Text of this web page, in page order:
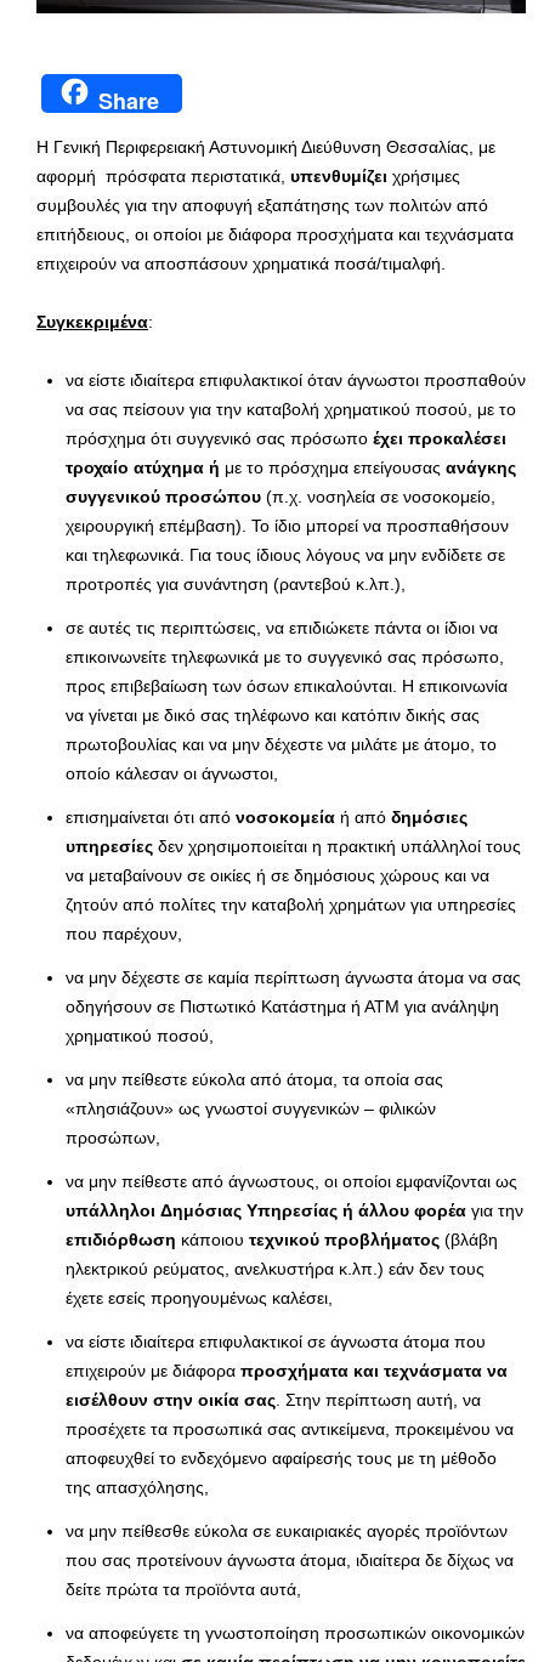
Share
Η Γενική Περιφερειακή Αστυνομική Διεύθυνση Θεσσαλίας, με
αφορμή πρόσφατα περιστατικά, υπενθυμίζει χρήσιμες
συμβουλές για την αποφυγή εξαπάτησης των πολιτών από
επιτήδειους, οι οποίοι με διάφορα προσχήματα και τεχνάσματα
επιχειρούν να αποσπάσουν χρηματικά ποσά/τιμαλφή.
Συγκεκριμένα:
να είστε ιδιαίτερα επιφυλακτικοί όταν άγνωστοι προσπαθούν
να σας πείσουν για την καταβολή χρηματικού ποσού, με το
πρόσχημα ότι συγγενικό σας πρόσωπο έχει προκαλέσει
τροχαίο ατύχημα ή με το πρόσχημα επείγουσας ανάγκης
συγγενικού προσώπου (π.χ. νοσηλεία σε νοσοκομείο,
χειρουργική επέμβαση). Το ίδιο μπορεί να προσπαθήσουν
και τηλεφωνικά. Για τους ίδιους λόγους να μην ενδίδετε σε
προτροπές για συνάντηση (ραντεβού κ.λπ.),
σε αυτές τις περιπτώσεις, να επιδιώκετε πάντα οι ίδιοι να
επικοινωνείτε τηλεφωνικά με το συγγενικό σας πρόσωπο,
προς επιβεβαίωση των όσων επικαλούνται. Η επικοινωνία
να γίνεται με δικό σας τηλέφωνο και κατόπιν δικής σας
πρωτοβουλίας και να μην δέχεστε να μιλάτε με άτομο, το
οποίο κάλεσαν οι άγνωστοι,
επισημαίνεται ότι από νοσοκομεία ή από δημόσιες
υπηρεσίες δεν χρησιμοποιείται η πρακτική υπάλληλοί τους
να μεταβαίνουν σε οικίες ή σε δημόσιους χώρους και να
ζητούν από πολίτες την καταβολή χρημάτων για υπηρεσίες
που παρέχουν,
να μην δέχεστε σε καμία περίπτωση άγνωστα άτομα να σας
οδηγήσουν σε Πιστωτικό Κατάστημα ή ΑΤΜ για ανάληψη
χρηματικού ποσού,
να μην πείθεστε εύκολα από άτομα, τα οποία σας
«πλησιάζουν» ως γνωστοί συγγενικών – φιλικών
προσώπων,
να μην πείθεστε από άγνωστους, οι οποίοι εμφανίζονται ως
υπάλληλοι Δημόσιας Υπηρεσίας ή άλλου φορέα για την
επιδιόρθωση κάποιου τεχνικού προβλήματος (βλάβη
ηλεκτρικού ρεύματος, ανελκυστήρα κ.λπ.) εάν δεν τους
έχετε εσείς προηγουμένως καλέσει,
να είστε ιδιαίτερα επιφυλακτικοί σε άγνωστα άτομα που
επιχειρούν με διάφορα προσχήματα και τεχνάσματα να
εισέλθουν στην οικία σας . Στην περίπτωση αυτή, να
προσέχετε τα προσωπικά σας αντικείμενα, προκειμένου να
αποφευχθεί το ενδεχόμενο αφαίρεσής τους με τη μέθοδο
της απασχόλησης,
να μην πείθεσθε εύκολα σε ευκαιριακές αγορές προϊόντων
που σας προτείνουν άγνωστα άτομα, ιδιαίτερα δε δίχως να
δείτε πρώτα τα προϊόντα αυτά,
να αποφεύγετε τη γνωστοποίηση προσωπικών οικονομικών